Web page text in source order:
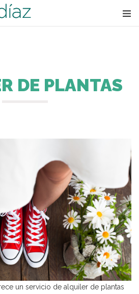
DE PLANTAS
un servicio de alquiler de plantas